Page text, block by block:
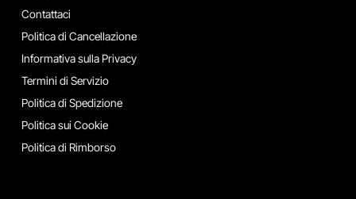
Contattaci
Politica di Cancellazione
Informativa sulla Privacy
Termini di Servizio
Politica di Spedizione
Politica sui Cookie
Politica di Rimborso